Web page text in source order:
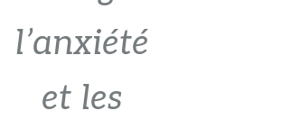
l’anxiété
et les